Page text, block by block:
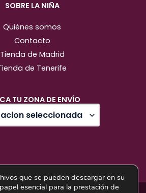
SOBRE LA NIÑA
Quiénes somos
Contacto
Tienda de Madrid
de Tenerife
TU ZONA DE ENVÍO
que se pueden descargar en su
esencial para la prestación de